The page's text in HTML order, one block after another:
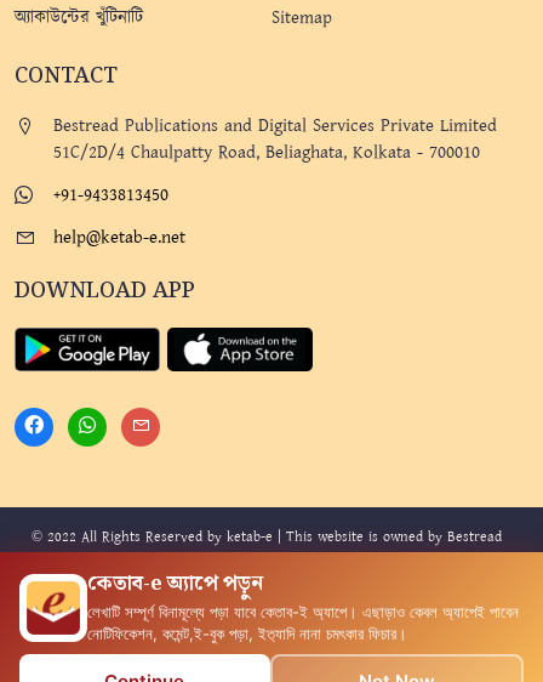
অ্যাকাউন্টের খুঁটিনাটি
Sitemap
CONTACT
Bestread Publications and Digital Services Private Limited
51C/2D/4 Chaulpatty Road, Beliaghata, Kolkata - 700010
+91-9433813450
help@ketab-e.net
DOWNLOAD APP
© 2022 All Rights Reserved by ketab-e | This website is owned by Bestread
Developed By
কেতাব-e অ্যাপে পড়ুন
লেখাটি সম্পূর্ণ বিনামূল্যে পড়া যাবে কেতাব-ই অ‍্যাপে। এছাড়াও কেবল অ‍্যাপেই পাবেন
নোটিফিকেশন, কমেন্ট,ই-বুক পড়া, ইত‍্যাদি নানা চমৎকার ফিচার।